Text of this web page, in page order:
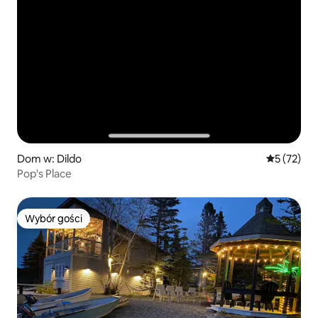
Dom w: Dildo Średnia
5 (72)
Pop's Place
Wybór gości
Wybór gości